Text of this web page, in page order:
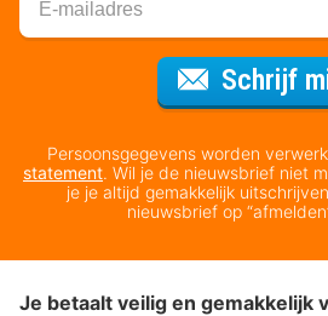
Schrijf
Persoonsgegevens worden
statement. Wil je de nieuwsbrief niet
je je altijd gemakkelijk
nieuwsbrief op
Je betaalt veilig en gemakkelijk